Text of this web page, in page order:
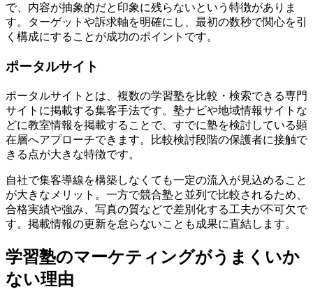
で、内容が抽象的だと印象に残らないという特徴がありま
す。ターゲットや訴求軸を明確にし、最初の数秒で関心を引
く構成にすることが成功のポイントです。
ポータルサイト
ポータルサイトとは、複数の学習塾を比較・検索できる専門
サイトに掲載する集客手法です。塾ナビや地域情報サイトな
どに教室情報を掲載することで、すでに塾を検討している顕
在層へアプローチできます。
比較検討段階の保護者に接触で
きる点が大きな特徴です。
自社で集客導線を構築しなくても一定の流入が見込めること
が大きなメリット。一方で競合塾と並列で比較されるため、
合格実績や強み、写真の質などで差別化する工夫が不可欠で
す。掲載情報の更新を怠らないことも成果に直結します。
学習塾のマーケティングがうまくいか
ない理由